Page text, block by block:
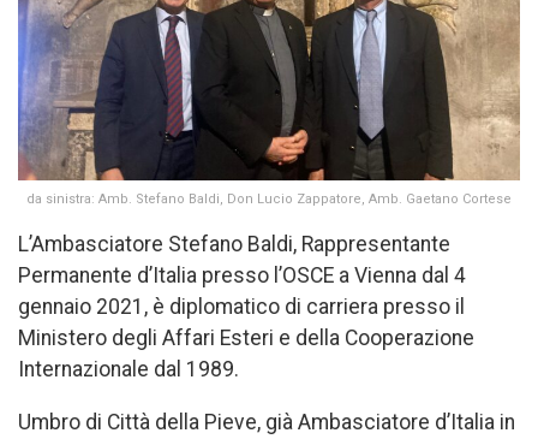
da sinistra: Amb. Stefano Baldi, Don Lucio Zappatore, Amb. Gaetano Cortese
L’Ambasciatore Stefano Baldi, Rappresentante
Permanente d’Italia presso l’OSCE a Vienna dal 4
gennaio 2021, è diplomatico di carriera presso il
Ministero degli Affari Esteri e della Cooperazione
Internazionale dal 1989.
Umbro di Città della Pieve, già Ambasciatore d’Italia in